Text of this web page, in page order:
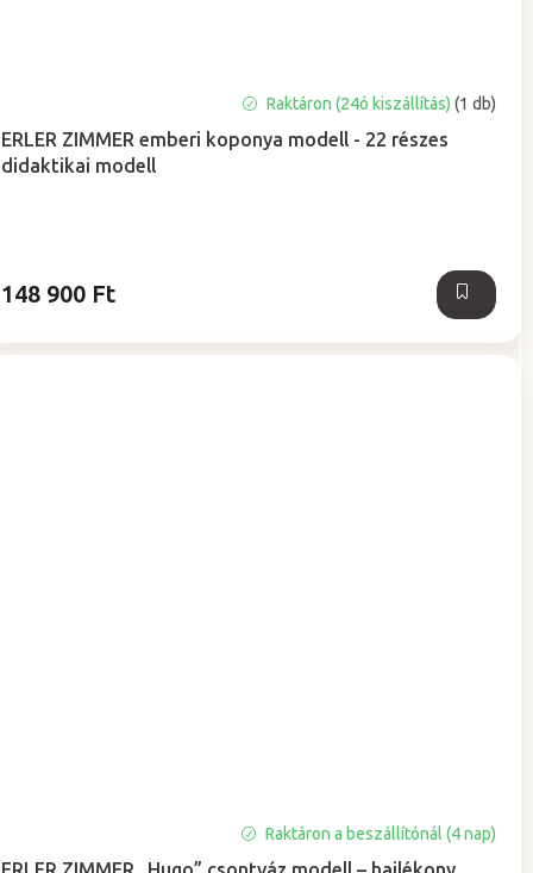
ERLER ZIMMER emberi koponya modell - 22 részes
didaktikai modell
átlagos
értékelése
Raktáron (24ó kiszállítás)(1 db)
148 900 Ft
Raktáron a beszállítónál (4 nap)